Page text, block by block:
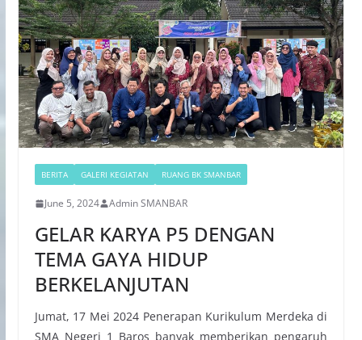
BERITA GALERI KEGIATAN RUANG BK SMANBAR
June 5, 2024 Admin SMANBAR
GELAR KARYA P5 DENGAN
TEMA GAYA HIDUP
BERKELANJUTAN
Jumat, 17 Mei 2024 Penerapan Kurikulum Merdeka di
SMA Negeri 1 Baros banyak memberikan pengaruh